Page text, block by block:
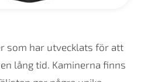
som har utvecklats för att
lång tid. Kaminerna finns